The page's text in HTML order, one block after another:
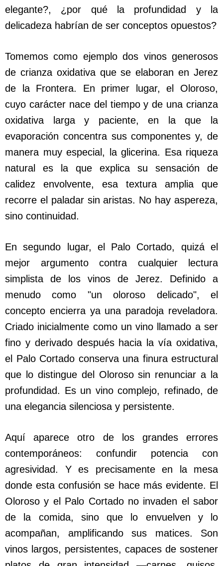
elegante?, ¿por qué la profundidad y la
delicadeza habrían de ser conceptos opuestos?
Tomemos como ejemplo dos vinos generosos
de crianza oxidativa que se elaboran en Jerez
de la Frontera. En primer lugar, el Oloroso,
cuyo carácter nace del tiempo y de una crianza
oxidativa larga y paciente, en la que la
evaporación concentra sus componentes y, de
manera muy especial, la glicerina. Esa riqueza
natural es la que explica su sensación de
calidez envolvente, esa textura amplia que
recorre el paladar sin aristas. No hay aspereza,
sino continuidad.
En segundo lugar, el Palo Cortado, quizá el
mejor argumento contra cualquier lectura
simplista de los vinos de Jerez. Definido a
menudo como "un oloroso delicado", el
concepto encierra ya una paradoja reveladora.
Criado inicialmente como un vino llamado a ser
fino y derivado después hacia la vía oxidativa,
el Palo Cortado conserva una finura estructural
que lo distingue del Oloroso sin renunciar a la
profundidad. Es un vino complejo, refinado, de
una elegancia silenciosa y persistente.
Aquí aparece otro de los grandes errores
contemporáneos: confundir potencia con
agresividad. Y es precisamente en la mesa
donde esta confusión se hace más evidente. El
Oloroso y el Palo Cortado no invaden el sabor
de la comida, sino que lo envuelven y lo
acompañan, amplificando sus matices. Son
vinos largos, persistentes, capaces de sostener